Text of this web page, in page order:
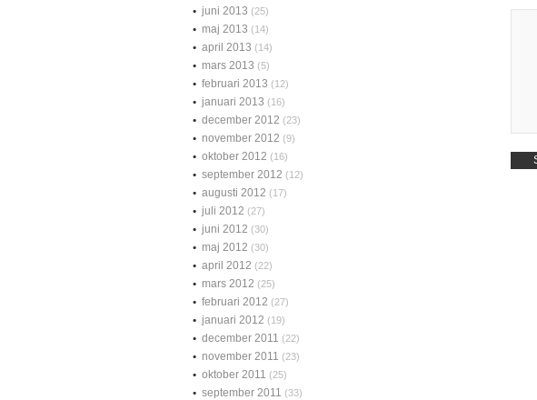
juni 2013 (25)
maj 2013 (14)
april 2013 (14)
mars 2013 (5)
februari 2013 (12)
januari 2013 (16)
december 2012 (23)
november 2012 (9)
oktober 2012 (16)
september 2012 (12)
augusti 2012 (17)
juli 2012 (27)
juni 2012 (30)
maj 2012 (30)
april 2012 (22)
mars 2012 (25)
februari 2012 (27)
januari 2012 (19)
december 2011 (22)
november 2011 (23)
oktober 2011 (25)
september 2011 (33)